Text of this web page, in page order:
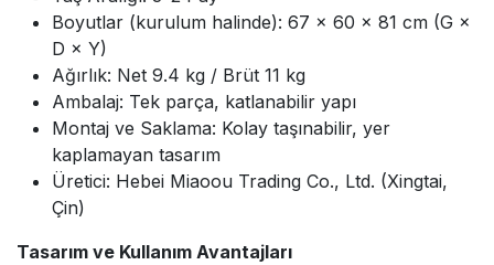
Boyutlar (kurulum halinde): 67 × 60 × 81 cm (G ×
D × Y)
Ağırlık: Net 9.4 kg / Brüt 11 kg
Ambalaj: Tek parça, katlanabilir yapı
Montaj ve Saklama: Kolay taşınabilir, yer
kaplamayan tasarım
Üretici: Hebei Miaoou Trading Co., Ltd. (Xingtai,
Çin)
Tasarım ve Kullanım Avantajları